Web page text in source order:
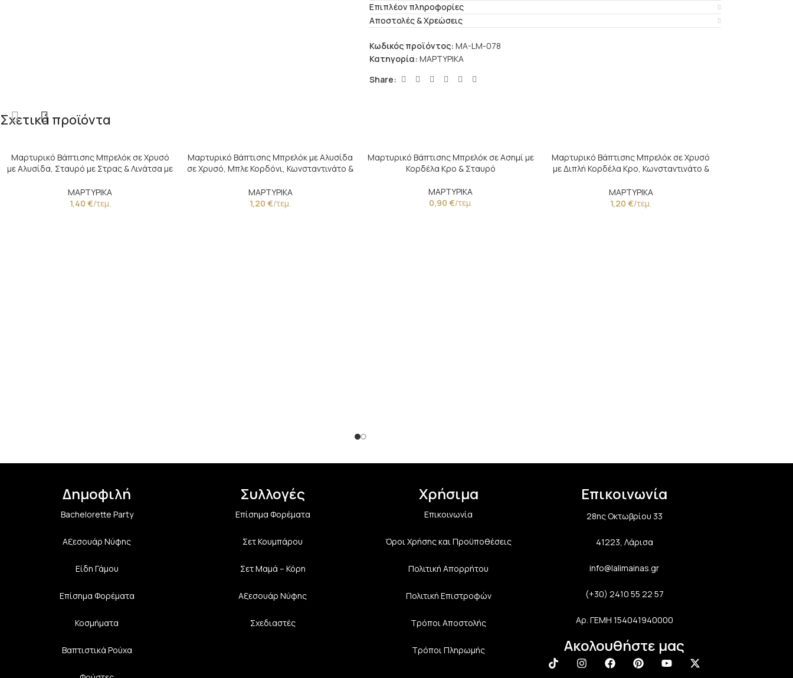
Επιπλέον πληροφορίες
Αποστολές & Χρεώσεις
Κωδικός προϊόντος: MA-LM-078
Κατηγορία: ΜΑΡΤΥΡΙΚΑ
Share:
Σχετικά προϊόντα
Μαρτυρικό Βάπτισης Μπρελόκ σε Χρυσό
με Αλυσίδα, Σταυρό με Στρας & Λινάτσα με
ΜΑΡΤΥΡΙΚΑ
1,40 €/τεμ.
Μαρτυρικό Βάπτισης Μπρελόκ με Αλυσίδα
σε Χρυσό, Μπλε Κορδόνι, Κωνσταντινάτο &
ΜΑΡΤΥΡΙΚΑ
1,20 €/τεμ.
Μαρτυρικό Βάπτισης Μπρελόκ σε Ασημί με
Κορδέλα Κρο & Σταυρό
ΜΑΡΤΥΡΙΚΑ
0,90 €/τεμ.
Μαρτυρικό Βάπτισης Μπρελόκ σε Χρυσό
με Διπλή Κορδέλα Κρο, Κωνσταντινάτο &
ΜΑΡΤΥΡΙΚΑ
1,20 €/τεμ.
Δημοφιλή
Bachelorette Party
Αξεσουάρ Νύφης
Είδη Γάμου
Επίσημα Φορέματα
Κοσμήματα
Βαπτιστικά Ρούχα
Συλλογές
Επίσημα Φορέματα
Σετ Κουμπάρου
Σετ Μαμά – Κόρη
Αξεσουάρ Νύφης
Σχεδιαστές
Χρήσιμα
Επικοινωνία
Όροι Χρήσης και Προϋποθέσεις
Πολιτική Aπορρήτου
Πολιτική Επιστροφών
Τρόποι Αποστολής
Τρόποι Πληρωμής
Επικοινωνία
28ης Οκτωβρίου 33
41223, Λάρισα
info@lalimainas.gr
(+30) 2410 55 22 57
Αρ. ΓΕΜΗ 154041940000
Ακολουθήστε μας